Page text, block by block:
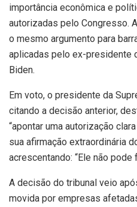
importância econômica e
autorizadas pelo Congresso.
o mesmo argumento para
aplicadas pelo ex-presidente
Biden.
Em voto, o presidente da
citando a decisão anterior,
“apontar uma autorização
sua afirmação extraordinária
acrescentando: “Ele não pode
A decisão do tribunal veio
movida por empresas